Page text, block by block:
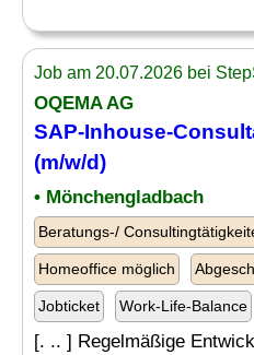
Job am 20.07.2026 bei
OQEMA AG
SAP-Inhouse-
(m/w/d)
• Mönchengladbach
Beratungs-/
Homeoffice möglich
Jobticket Work-Life-Balance
[. .. ] Regelmäßige